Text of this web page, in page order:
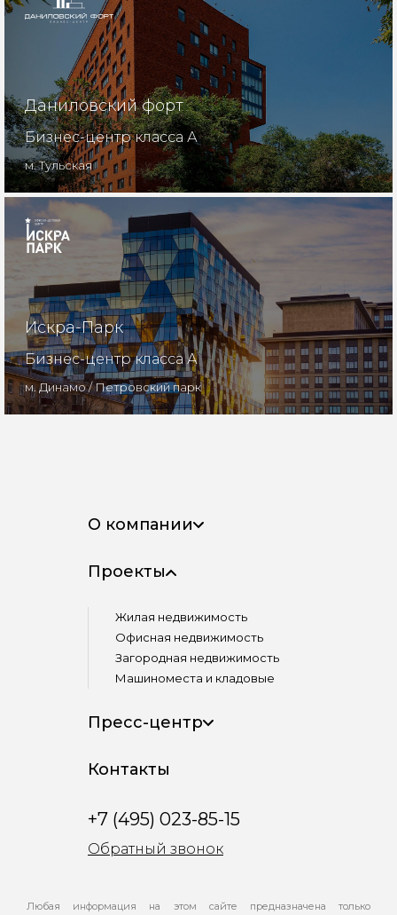
Даниловский форт
Бизнес-центр класса А
м. Тульская
Искра-Парк
Бизнес-центр класса А
м. Динамо / Петровский парк
О компании
Проекты
Жилая недвижимость
Офисная недвижимость
Загородная недвижимость
Машиноместа и кладовые
Пресс-центр
Контакты
+7 (495) 023-85-15
Обратный звонок
Любая информация на этом сайте предназначена только